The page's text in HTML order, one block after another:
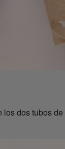
dos tubos